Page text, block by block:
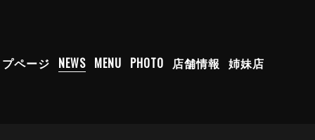
ページ NEWS MENU PHOTO 店舗情報 姉妹店